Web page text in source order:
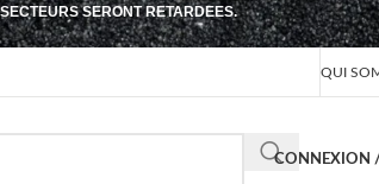
SERONT RETARDEES.
QUI
CONNEXION